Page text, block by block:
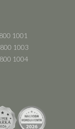
1001
1003
1004